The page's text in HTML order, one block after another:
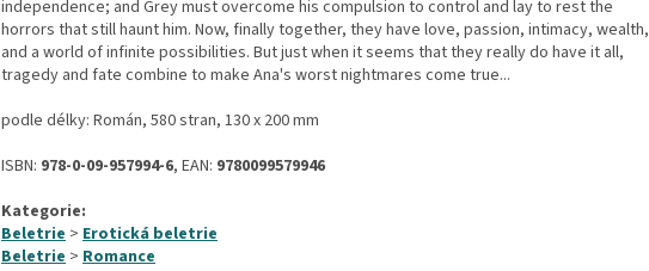
independence; and Grey must overcome his compulsion to control and lay to rest the
horrors that still haunt him. Now, finally together, they have love, passion, intimacy, wealth,
and a world of infinite possibilities. But just when it seems that they really do have it all,
tragedy and fate combine to make Ana's worst nightmares come true...
podle délky: Román, 580 stran, 130 x 200 mm
ISBN: 978-0-09-957994-6, EAN: 9780099579946
Kategorie:
Beletrie > Erotická beletrie
Beletrie > Romance